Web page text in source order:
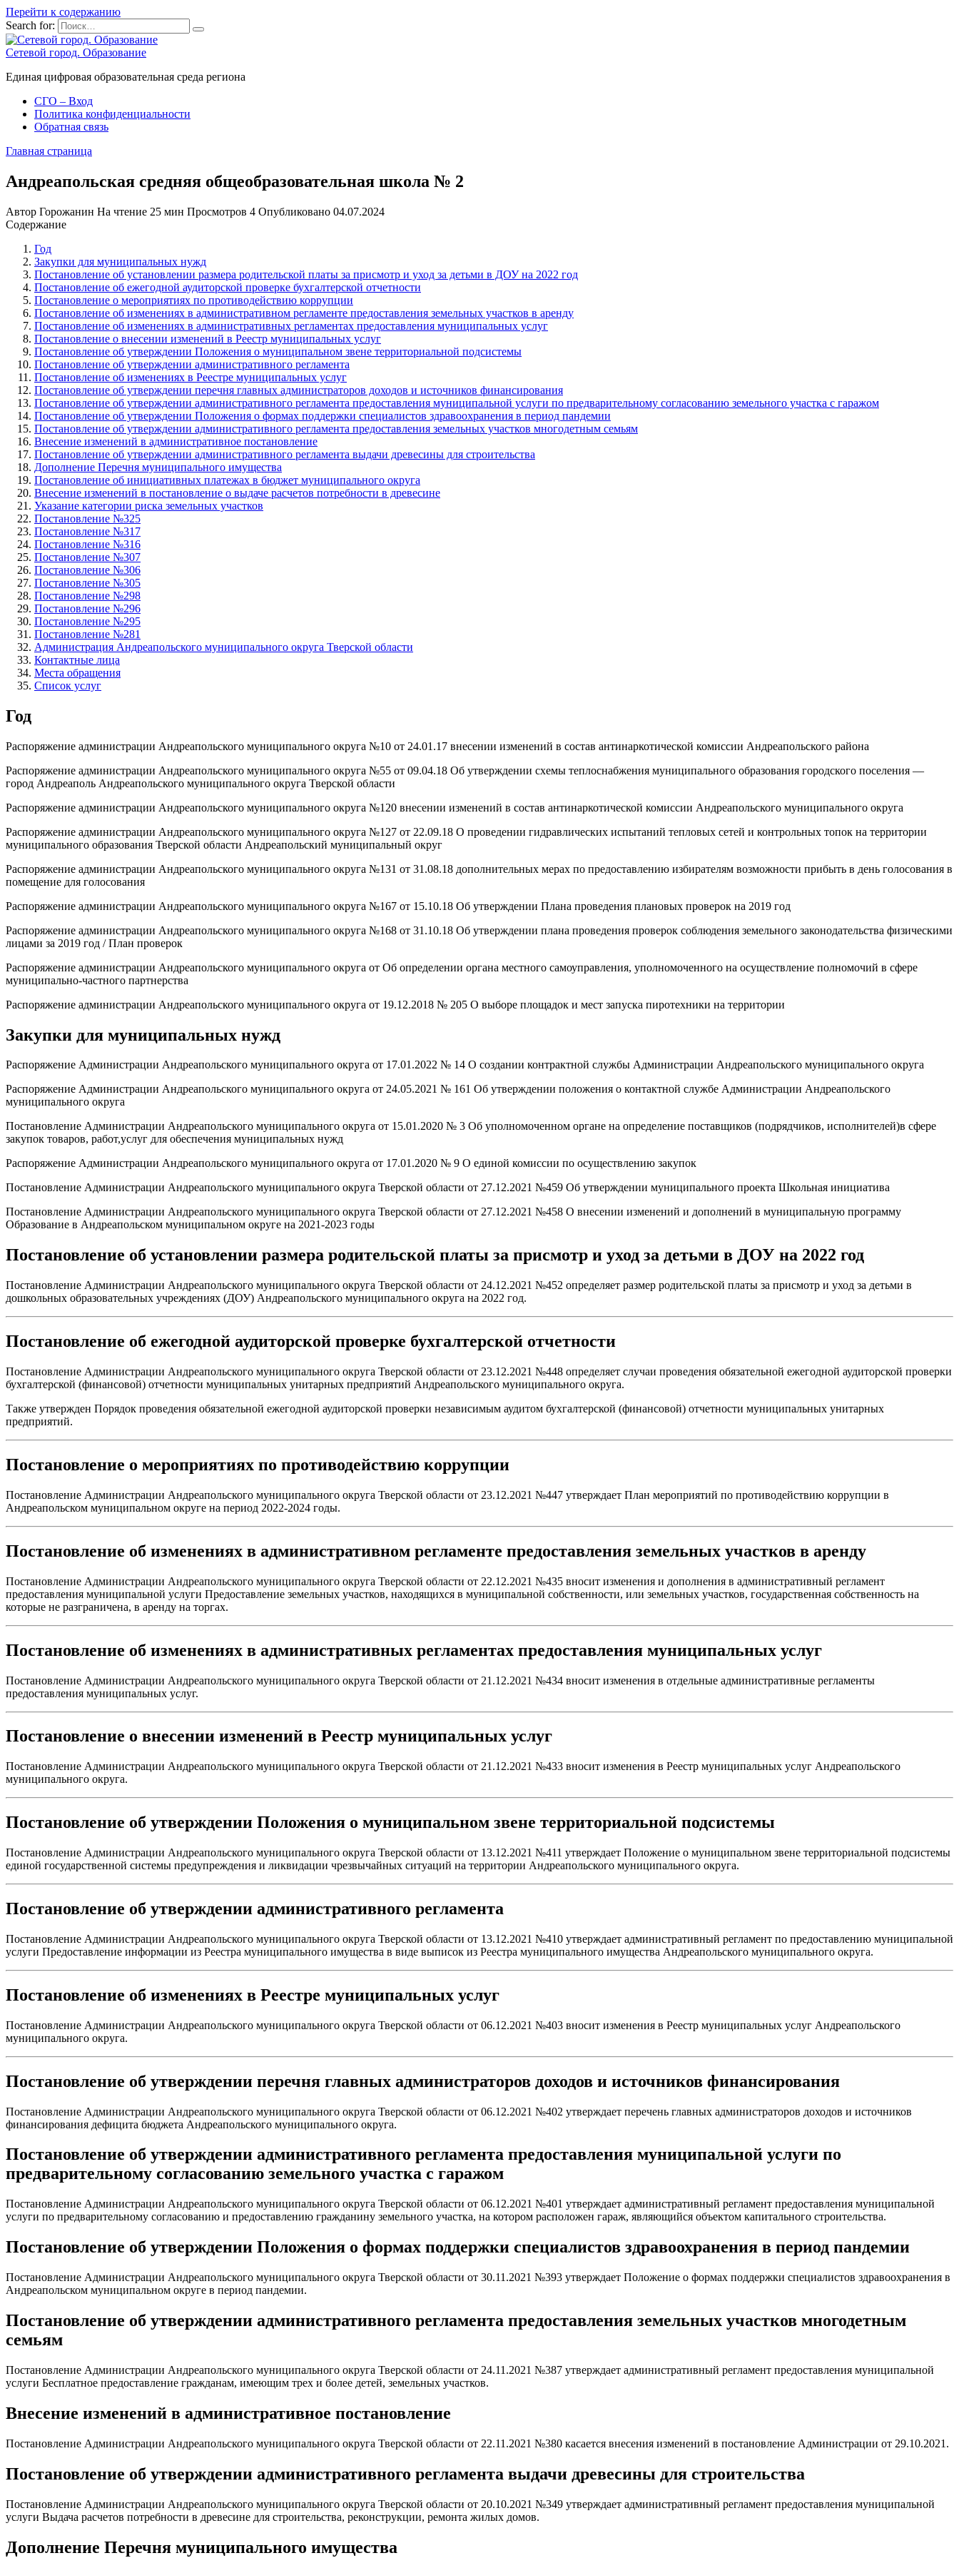
Перейти к содержанию
Search for:
Сетевой город. Образование
Единая цифровая образовательная среда региона
СГО – Вход
Политика конфиденциальности
Обратная связь
Главная страница
Андреапольская средняя общеобразовательная школа № 2
Автор Горожанин На чтение 25 мин Просмотров 4 Опубликовано 04.07.2024
Содержание
Год
Закупки для муниципальных нужд
Постановление об установлении размера родительской платы за присмотр и уход за детьми в ДОУ на 2022 год
Постановление об ежегодной аудиторской проверке бухгалтерской отчетности
Постановление о мероприятиях по противодействию коррупции
Постановление об изменениях в административном регламенте предоставления земельных участков в аренду
Постановление об изменениях в административных регламентах предоставления муниципальных услуг
Постановление о внесении изменений в Реестр муниципальных услуг
Постановление об утверждении Положения о муниципальном звене территориальной подсистемы
Постановление об утверждении административного регламента
Постановление об изменениях в Реестре муниципальных услуг
Постановление об утверждении перечня главных администраторов доходов и источников финансирования
Постановление об утверждении административного регламента предоставления муниципальной услуги по предварительному согласованию земельного участка с гаражом
Постановление об утверждении Положения о формах поддержки специалистов здравоохранения в период пандемии
Постановление об утверждении административного регламента предоставления земельных участков многодетным семьям
Внесение изменений в административное постановление
Постановление об утверждении административного регламента выдачи древесины для строительства
Дополнение Перечня муниципального имущества
Постановление об инициативных платежах в бюджет муниципального округа
Внесение изменений в постановление о выдаче расчетов потребности в древесине
Указание категории риска земельных участков
Постановление №325
Постановление №317
Постановление №316
Постановление №307
Постановление №306
Постановление №305
Постановление №298
Постановление №296
Постановление №295
Постановление №281
Администрация Андреапольского муниципального округа Тверской области
Контактные лица
Места обращения
Список услуг
Год
Распоряжение администрации Андреапольского муниципального округа №10 от 24.01.17 внесении изменений в состав антинаркотической комиссии Андреапольского района
Распоряжение администрации Андреапольского муниципального округа №55 от 09.04.18 Об утверждении схемы теплоснабжения муниципального образования городского поселения —
город Андреаполь Андреапольского муниципального округа Тверской области
Распоряжение администрации Андреапольского муниципального округа №120 внесении изменений в состав антинаркотической комиссии Андреапольского муниципального округа
Распоряжение администрации Андреапольского муниципального округа №127 от 22.09.18 О проведении гидравлических испытаний тепловых сетей и контрольных топок на территории
муниципального образования Тверской области Андреапольский муниципальный округ
Распоряжение администрации Андреапольского муниципального округа №131 от 31.08.18 дополнительных мерах по предоставлению избирателям возможности прибыть в день голосования в
помещение для голосования
Распоряжение администрации Андреапольского муниципального округа №167 от 15.10.18 Об утверждении Плана проведения плановых проверок на 2019 год
Распоряжение администрации Андреапольского муниципального округа №168 от 31.10.18 Об утверждении плана проведения проверок соблюдения земельного законодательства физическими
лицами за 2019 год / План проверок
Распоряжение администрации Андреапольского муниципального округа от Об определении органа местного самоуправления, уполномоченного на осуществление полномочий в сфере
муниципально-частного партнерства
Распоряжение администрации Андреапольского муниципального округа от 19.12.2018 № 205 О выборе площадок и мест запуска пиротехники на территории
Закупки для муниципальных нужд
Распоряжение Администрации Андреапольского муниципального округа от 17.01.2022 № 14 О создании контрактной службы Администрации Андреапольского муниципального округа
Распоряжение Администрации Андреапольского муниципального округа от 24.05.2021 № 161 Об утверждении положения о контактной службе Администрации Андреапольского
муниципального округа
Постановление Администрации Андреапольского муниципального округа от 15.01.2020 № 3 Об уполномоченном органе на определение поставщиков (подрядчиков, исполнителей)в сфере
закупок товаров, работ,услуг для обеспечения муниципальных нужд
Распоряжение Администрации Андреапольского муниципального округа от 17.01.2020 № 9 О единой комиссии по осуществлению закупок
Постановление Администрации Андреапольского муниципального округа Тверской области от 27.12.2021 №459 Об утверждении муниципального проекта Школьная инициатива
Постановление Администрации Андреапольского муниципального округа Тверской области от 27.12.2021 №458 О внесении изменений и дополнений в муниципальную программу
Образование в Андреапольском муниципальном округе на 2021-2023 годы
Постановление об установлении размера родительской платы за присмотр и уход за детьми в ДОУ на 2022 год
Постановление Администрации Андреапольского муниципального округа Тверской области от 24.12.2021 №452 определяет размер родительской платы за присмотр и уход за детьми в
дошкольных образовательных учреждениях (ДОУ) Андреапольского муниципального округа на 2022 год.
Постановление об ежегодной аудиторской проверке бухгалтерской отчетности
Постановление Администрации Андреапольского муниципального округа Тверской области от 23.12.2021 №448 определяет случаи проведения обязательной ежегодной аудиторской проверки
бухгалтерской (финансовой) отчетности муниципальных унитарных предприятий Андреапольского муниципального округа.
Также утвержден Порядок проведения обязательной ежегодной аудиторской проверки независимым аудитом бухгалтерской (финансовой) отчетности муниципальных унитарных
предприятий.
Постановление о мероприятиях по противодействию коррупции
Постановление Администрации Андреапольского муниципального округа Тверской области от 23.12.2021 №447 утверждает План мероприятий по противодействию коррупции в
Андреапольском муниципальном округе на период 2022-2024 годы.
Постановление об изменениях в административном регламенте предоставления земельных участков в аренду
Постановление Администрации Андреапольского муниципального округа Тверской области от 22.12.2021 №435 вносит изменения и дополнения в административный регламент
предоставления муниципальной услуги Предоставление земельных участков, находящихся в муниципальной собственности, или земельных участков, государственная собственность на
которые не разграничена, в аренду на торгах.
Постановление об изменениях в административных регламентах предоставления муниципальных услуг
Постановление Администрации Андреапольского муниципального округа Тверской области от 21.12.2021 №434 вносит изменения в отдельные административные регламенты
предоставления муниципальных услуг.
Постановление о внесении изменений в Реестр муниципальных услуг
Постановление Администрации Андреапольского муниципального округа Тверской области от 21.12.2021 №433 вносит изменения в Реестр муниципальных услуг Андреапольского
муниципального округа.
Постановление об утверждении Положения о муниципальном звене территориальной подсистемы
Постановление Администрации Андреапольского муниципального округа Тверской области от 13.12.2021 №411 утверждает Положение о муниципальном звене территориальной подсистемы
единой государственной системы предупреждения и ликвидации чрезвычайных ситуаций на территории Андреапольского муниципального округа.
Постановление об утверждении административного регламента
Постановление Администрации Андреапольского муниципального округа Тверской области от 13.12.2021 №410 утверждает административный регламент по предоставлению муниципальной
услуги Предоставление информации из Реестра муниципального имущества в виде выписок из Реестра муниципального имущества Андреапольского муниципального округа.
Постановление об изменениях в Реестре муниципальных услуг
Постановление Администрации Андреапольского муниципального округа Тверской области от 06.12.2021 №403 вносит изменения в Реестр муниципальных услуг Андреапольского
муниципального округа.
Постановление об утверждении перечня главных администраторов доходов и источников финансирования
Постановление Администрации Андреапольского муниципального округа Тверской области от 06.12.2021 №402 утверждает перечень главных администраторов доходов и источников
финансирования дефицита бюджета Андреапольского муниципального округа.
Постановление об утверждении административного регламента предоставления муниципальной услуги по
предварительному согласованию земельного участка с гаражом
Постановление Администрации Андреапольского муниципального округа Тверской области от 06.12.2021 №401 утверждает административный регламент предоставления муниципальной
услуги по предварительному согласованию и предоставлению гражданину земельного участка, на котором расположен гараж, являющийся объектом капитального строительства.
Постановление об утверждении Положения о формах поддержки специалистов здравоохранения в период пандемии
Постановление Администрации Андреапольского муниципального округа Тверской области от 30.11.2021 №393 утверждает Положение о формах поддержки специалистов здравоохранения в
Андреапольском муниципальном округе в период пандемии.
Постановление об утверждении административного регламента предоставления земельных участков многодетным
семьям
Постановление Администрации Андреапольского муниципального округа Тверской области от 24.11.2021 №387 утверждает административный регламент предоставления муниципальной
услуги Бесплатное предоставление гражданам, имеющим трех и более детей, земельных участков.
Внесение изменений в административное постановление
Постановление Администрации Андреапольского муниципального округа Тверской области от 22.11.2021 №380 касается внесения изменений в постановление Администрации от 29.10.2021.
Постановление об утверждении административного регламента выдачи древесины для строительства
Постановление Администрации Андреапольского муниципального округа Тверской области от 20.10.2021 №349 утверждает административный регламент предоставления муниципальной
услуги Выдача расчетов потребности в древесине для строительства, реконструкции, ремонта жилых домов.
Дополнение Перечня муниципального имущества